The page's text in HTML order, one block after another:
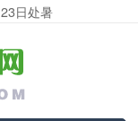
日处暑